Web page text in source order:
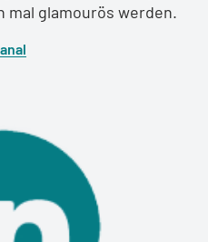
mal glamourös werden.